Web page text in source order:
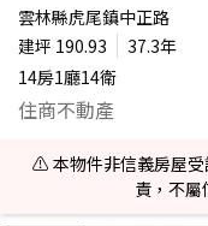
雲林縣虎尾鎮中正路
建坪 190.93
37.3年
14房1廳14衛
住商不動產
⚠️ 本物件非信義房屋受
責，不屬